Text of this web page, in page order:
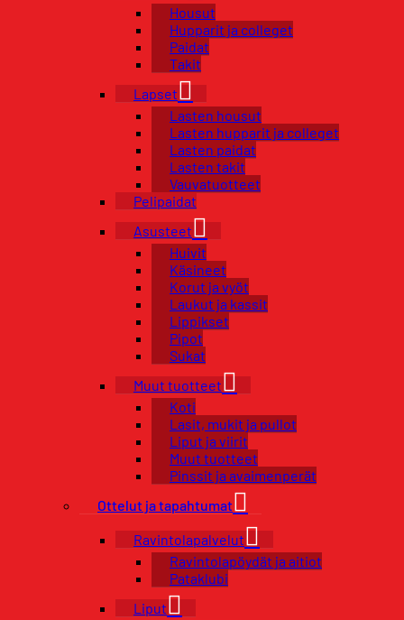
Housut
Hupparit ja colleget
Paidat
Takit
Lapset
Lasten housut
Lasten hupparit ja colleget
Lasten paidat
Lasten takit
Vauvatuotteet
Pelipaidat
Asusteet
Huivit
Käsineet
Korut ja vyöt
Laukut ja kassit
Lippikset
Pipot
Sukat
Muut tuotteet
Koti
Lasit, mukit ja pullot
Liput ja viirit
Muut tuotteet
Pinssit ja avaimenperät
Ottelut ja tapahtumat
Ravintolapalvelut
Ravintolapöydät ja aitiot
Pataklubi
Liput